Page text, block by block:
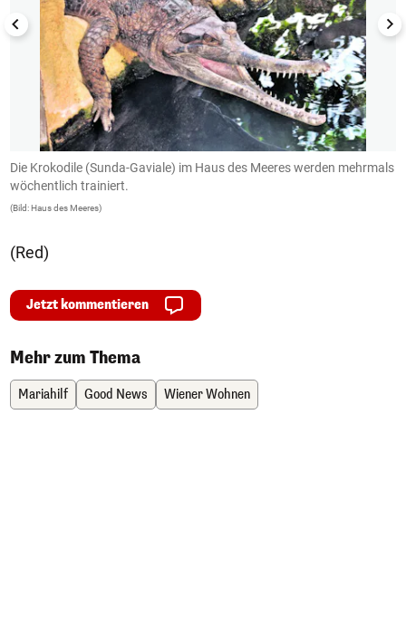
Die Krokodile (Sunda-Gaviale) im Haus des Meeres werden mehrmals
wöchentlich trainiert.
(Bild: Haus des Meeres)
(Red)
Jetzt kommentieren
Mehr zum Thema
Mariahilf Good News Wiener Wohnen